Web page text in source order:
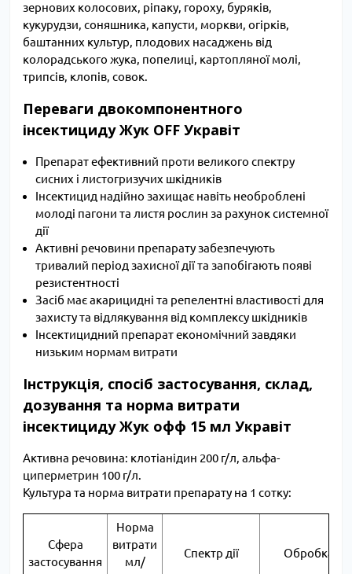
зернових колосових, ріпаку, гороху, буряків,
кукурудзи, соняшника, капусти, моркви, огірків,
баштанних культур, плодових насаджень від
колорадського жука, попелиці, картопляної молі,
трипсів, клопів, совок.
Переваги двокомпонентного
інсектициду Жук OFF Укравіт
Препарат ефективний проти великого спектру
сисних і листогризучих шкідників
Інсектицид надійно захищає навіть необроблені
молоді пагони та листя рослин за рахунок системної
дії
Активні речовини препарату забезпечують
тривалий період захисної дії та запобігають появі
резистентності
Засіб має акарицидні та репелентні властивості для
захисту та відлякування від комплексу шкідників
Інсектицидний препарат економічний завдяки
низьким нормам витрати
Інструкція, спосіб застосування, склад,
дозування та норма витрати
інсектициду Жук офф 15 мл Укравіт
Активна речовина: клотіанідин 200 г/л, альфа-
циперметрин 100 г/л.
Культура та норма витрати препарату на 1 сотку:
Сфера
застосування
Норма
витрати
мл/
Спектр дії Обробка